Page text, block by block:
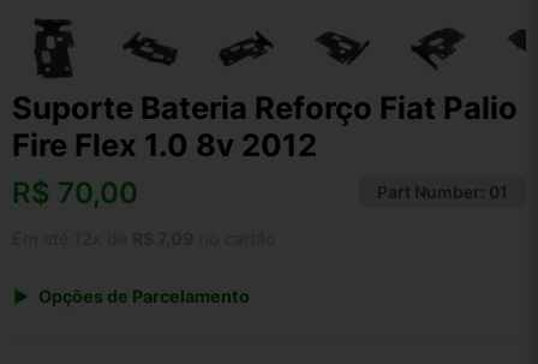
Suporte Bateria Reforço Fiat Palio
Fire Flex 1.0 8v 2012
R$ 70,00 Part Number: 01
Opções de Parcelamento